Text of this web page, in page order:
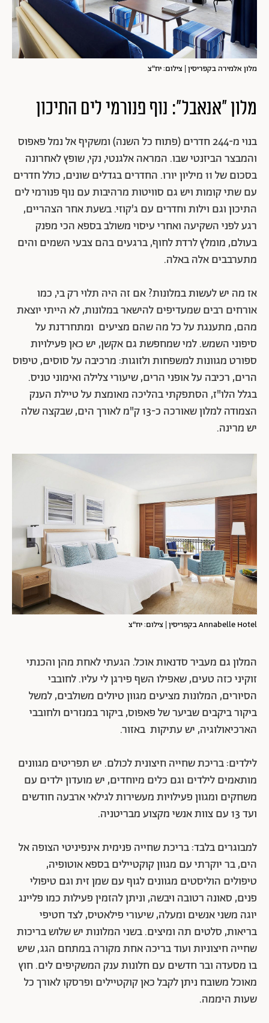
מלון אלמירה בקפריסין | צילום: יח"צ
מלון "אנאבל": נוף פנורמי לים התיכון
בנוי מ-244 חדרים (פתוח כל השנה) ומשקיף אל נמל פאפוס
והמבצר הביזנטי שבו. המראה אלגנטי, נקי, שופץ לאחרונה
בסכום של 11 מיליון יורו. החדרים בגדלים שונים, כולל חדרים
עם שתי קומות ויש גם סוויטות מרהיבות עם נוף פנורמי לים
התיכון וגם וילות וחדרים עם ג'קוזי. בשעת אחר הצהריים,
רגע לפני השקיעה ואחרי עיסוי משולב בספא הכי מפנק
בעולם, מומלץ לרדת לחוף, ברגעים בהם צבעי השמים והים
מתערבבים אלה באלה.
אז מה יש לעשות במלונות? אם זה היה תלוי רק בי, כמו
אורחים רבים שמעדיפים להישאר במלונות, לא הייתי יוצאת
מהם, מתענגת על כל מה שהם מציעים ומתחרדנת על
סיפוני השמש. למי שמחפשת גם אקשן, יש כאן פעילויות
ספורט מגוונות למשפחות ולזוגות: מרכיבה על סוסים, טיפוס
הרים, רכיבה על אופני הרים, שיעורי צלילה ואימוני טניס.
בגלל הלו"ז, הסתפקתי בהליכה מאומצת על טיילת הענק
הצמודה למלון שאורכה כ-13 ק"מ לאורך הים, שבקצה שלה
יש מרינה.
Annabelle Hotel בקפריסין | צילום: יח"צ
המלון גם מעביר סדנאות אוכל. הגעתי לאחת מהן והכנתי
זוקיני כזה טעים, שאפילו השף פירגן לי עליו. לחובבי
הסיורים, המלונות מציעים מגוון טיולים משולבים, למשל
ביקור ביקבים שביער של פאפוס, ביקור במנזרים ולחובבי
הארכיאולוגיה, יש עתיקות באזור.
לילדים: בריכת שחייה חיצונית לכולם. יש תפריטים מגוונים
מותאמים לילדים וגם כלים מיוחדים, יש מועדון ילדים עם
משחקים ומגוון פעילויות מעשירות לגילאי ארבעה חודשים
ועד 13 עם צוות אנשי מקצוע מבריטניה.
למבוגרים בלבד: בריכת שחייה פנימית אינפיניטי הצופה אל
הים, בר יוקרתי עם מגוון קוקטיילים בספא אוטופיה,
טיפולים הוליסטים מגוונים לגוף עם שמן זית וגם טיפולי
פנים, סאונה רטובה ויבשה, וניתן להזמין פעילות כמו פליינג
יוגה משני אנשים ומעלה, שיעורי פילאטיס, לצד חטיפי
בריאות, סלטים תה ומיצים. בשני המלונותיש שלוש בריכות
שחייה חיצוניות ועוד בריכה אחת מקורה במתחם הגג, שיש
בו מסעדה ובר חדשים עם חלונות ענק המשקיפים לים. חוץ
מאוכל משובח ניתן לקבל כאן קוקטיילים ופרסקו לאורך כל
שעות היממה.